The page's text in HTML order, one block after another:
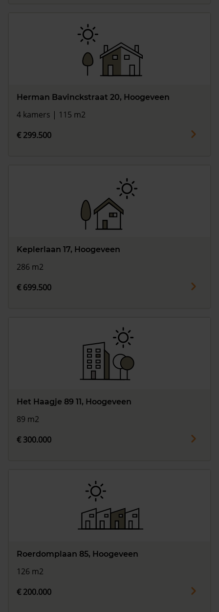
Herman Bavinckstraat 20, Hoogeveen
4 kamers | 115 m2
€ 299.500
Keplerlaan 17, Hoogeveen
286 m2
€ 699.500
Het Haagje 89 11, Hoogeveen
89 m2
€ 300.000
Roerdomplaan 85, Hoogeveen
126 m2
€ 200.000